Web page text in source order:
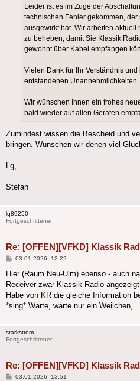
Leider ist es im Zuge der
technischen Fehler gekommen,
ausgewirkt hat. Wir arbeiten
zu beheben, damit Sie Klassik
gewohnt über Kabel empfangen
Vielen Dank für Ihr Verständnis
entstandenen Unannehmlichkeiten.
Wir wünschen Ihnen ein frohes
bald wieder auf allen Geräten
Zumindest wissen die Bescheid und
bringen. Wünschen wir denen viel
Lg,
Stefan
lq89250
Fortgeschrittener
Re: [OFFEN][VFKD] Klassik
Beitrag
03.01.2026, 12:22
Hier (Raum Neu-Ulm) ebenso - auch
Receiver zwar Klassik Radio
Habe von KR die gleiche Information
*sing* Warte, warte nur ein Weilchen,...
starkstrom
Fortgeschrittener
Re: [OFFEN][VFKD] Klassik
Beitrag
03.01.2026, 13:51